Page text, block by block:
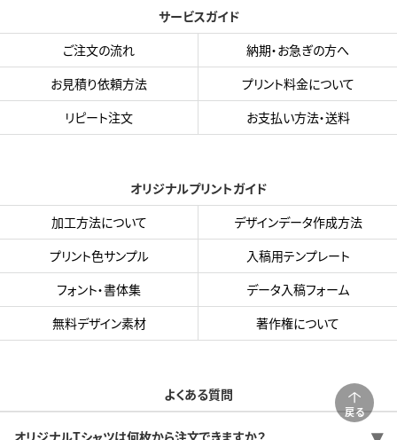
戻る
サービスガイド
ご注文の流れ
納期・お急ぎの方へ
お見積り依頼方法
プリント料金について
リピート注文
お支払い方法・送料
オリジナルプリントガイド
加工方法について
デザインデータ作成方法
プリント色サンプル
入稿用テンプレート
フォント・書体集
データ入稿フォーム
無料デザイン素材
著作権について
よくある質問
オリジナルTシャツは何枚から注文できますか？